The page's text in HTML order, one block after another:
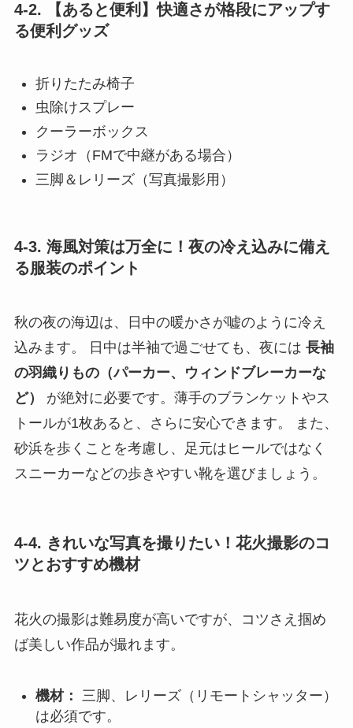
4-2. 【あると便利】快適さが格段にアップす
る便利グッズ
折りたたみ椅子
虫除けスプレー
クーラーボックス
ラジオ（FMで中継がある場合）
三脚＆レリーズ（写真撮影用）
4-3. 海風対策は万全に！夜の冷え込みに備え
る服装のポイント
秋の夜の海辺は、日中の暖かさが嘘のように冷え
込みます。 日中は半袖で過ごせても、夜には 長袖
の羽織りもの（パーカー、ウィンドブレーカーな
ど）
が絶対に必要です。薄手のブランケットやス
トールが1枚あると、さらに安心できます。 また、
砂浜を歩くことを考慮し、足元はヒールではなく
スニーカーなどの歩きやすい靴を選びましょう。
4-4. きれいな写真を撮りたい！花火撮影のコ
ツとおすすめ機材
花火の撮影は難易度が高いですが、コツさえ掴め
ば美しい作品が撮れます。
機材：
三脚、レリーズ（リモートシャッター）
は必須です。